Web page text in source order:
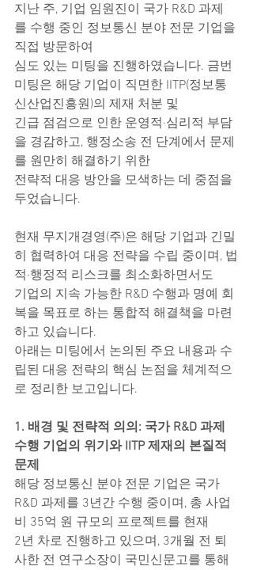
지난 주, 기업 임원진이 국가 R&D 과제
를 수행 중인 정보통신 분야 전문 기업을
직접 방문하여
심도 있는 미팅을 진행하였습니다. 금번
미팅은 해당 기업이 직면한 IITP(정보통
신산업진흥원)의 제재 처분 및
긴급 점검으로 인한 운영적·심리적 부담
을 경감하고, 행정소송 전 단계에서 문제
를 원만히 해결하기 위한
전략적 대응 방안을 모색하는 데 중점을
두었습니다.
현재 무지개경영(주)은 해당 기업과 긴밀
히 협력하여 대응 전략을 수립 중이며, 법
적·행정적 리스크를 최소화하면서도
기업의 지속 가능한 R&D 수행과 명예 회
복을 목표로 하는 통합적 해결책을 마련
하고 있습니다.
아래는 미팅에서 논의된 주요 내용과 수
립된 대응 전략의 핵심 논점을 체계적으
로 정리한 보고입니다.
1. 배경 및 전략적 의의: 국가 R&D 과제
수행 기업의 위기와 IITP 제재의 본질적
문제
해당 정보통신 분야 전문 기업은 국가
R&D 과제를 3년간 수행 중이며, 총 사업
비 35억 원 규모의 프로젝트를 현재
2년 차로 진행하고 있으며, 3개월 전 퇴
사한 전 연구소장이 국민신문고를 통해